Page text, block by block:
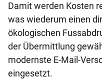
Damit werden Kosten
was wiederum einen
ökologischen
der Übermittlung
modernste E-Mail-
eingesetzt.